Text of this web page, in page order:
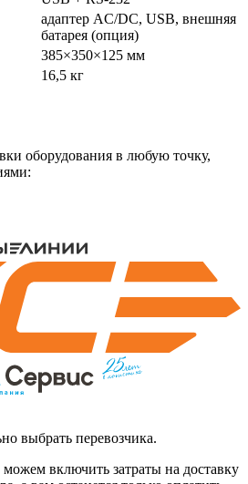
адаптер AC/DC, USB, внешняя
батарея (опция)
385×350×125 мм
16,5 кг
оборудования в любую точку,
выбрать перевозчика.
включить затраты на доставку